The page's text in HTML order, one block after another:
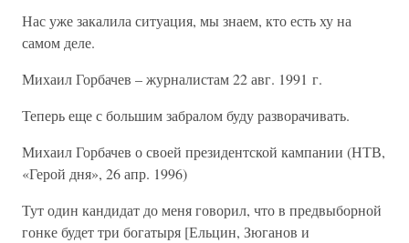
Нас уже закалила ситуация, мы знаем, кто есть ху на
самом деле.
Михаил Горбачев – журналистам 22 авг. 1991 г.
Теперь еще с большим забралом буду разворачивать.
Михаил Горбачев о своей президентской кампании (НТВ,
«Герой дня», 26 апр. 1996)
Тут один кандидат до меня говорил, что в предвыборной
гонке будет три богатыря [Ельцин, Зюганов и